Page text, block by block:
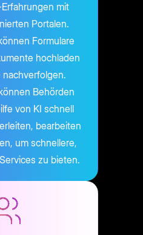
mit
Portalen.
Formulare
hochladen
nachverfolgen.
Behörden
von KI schnell
bearbeiten
um schnellere,
zu bieten.